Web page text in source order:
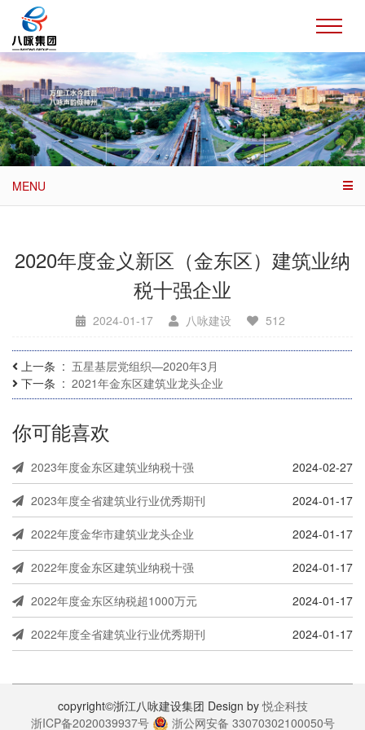
MENU
2020年度金义新区（金东区）建筑业纳
税十强企业
2024-01-17 八咏建设 512
上一条
五星基层党组织—2020年3月
下一条
2021年金东区建筑业龙头企业
你可能喜欢
2024-02-27
2023年度金东区建筑业纳税十强
2024-01-17
2023年度全省建筑业行业优秀期刊
2024-01-17
2022年度金华市建筑业龙头企业
2024-01-17
2022年度金东区建筑业纳税十强
2024-01-17
2022年度金东区纳税超1000万元
2024-01-17
2022年度全省建筑业行业优秀期刊
copyright©浙江八咏建设集团 Design by悦企科技
浙ICP备2020039937号
浙公网安备 33070302100050号